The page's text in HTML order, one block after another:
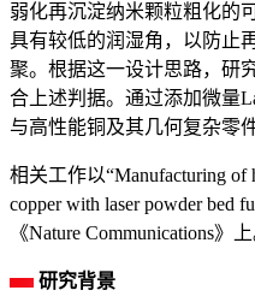
弱化再沉淀纳米颗粒粗化的
具有较低的润湿角，以防止
聚。根据这一设计思路，研
合上述判据。通过添加微量
与高性能铜及其几何复杂零
相关工作以“Manufacturing of
copper with laser powder bed
《Nature Communications》上
研究背景